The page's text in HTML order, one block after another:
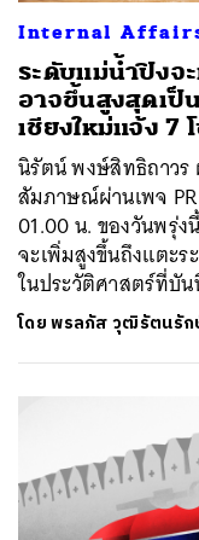
Internal
ระดับแม่น้ำปิงจ
อาจขึ้นสูงสุดเป็
เชียงใหม่แจ้ง 7
นิรัตน์ พงษ์สิทธิถาวร
สัมภาษณ์ผ่านเพจ PR
01.00 น. ของวันพรุ่ง
จะเพิ่มสูงขึ้นถึงแตะร
ในประวัติศาสตร์ที่บั
โดยพรลภัส วุฒิรัตนรัก